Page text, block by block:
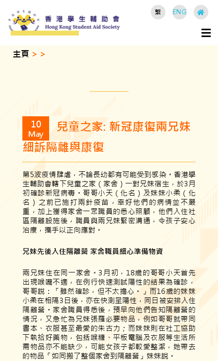
繁 ENG
主頁 > >
10
May
兒童之家: 新冠康復兩兄妹
細訴隔離與康復
第5波疫情肆虐，不論長幼都有可能受到感染。香港學
生輔助會轄下兒童之家（家舍）一對兄妹宿生，於3月
初確診新冠病毒。哥哥小天（化名）及妹妹小柔（化
名）之前已施打兩針疫苗，幸好他們的病情並不嚴
重，加上獲得家舍一眾職員的悉心照顧，他們入住社
區隔離設施後，職員與兩兄妹緊密溝通，令孩子安心
治療，攜手以正向應對。
兄妹先後入住隔離營 家舍職員細心準備物資
兩兄妹住在同一家舍。3月初，18歲的哥哥小天首先
出現喉嚨不適，在例行快速測試陽性的結果為確診，
哥哥說：「雖然確診，但不太擔心。」而16歲的妹妹
小柔在相隔3日後，亦在快測呈陽性，同日被安排入住
隔離營。家舍職員得悉後，預早向他們告知隔離營的
情況，又急忙為兄妹張羅必要物品，例如哥哥就帶同
書本、衣服甚至最愛的朱古力；而妹妹則在社工協助
下執拾好藥物，包括喉糖、平板電腦及衣服等生活所
需物品亦不能缺少，可能女孩子都較愛整潔，她帶去
的物品「如同搬了整個家舍到隔離營」妹妹說。